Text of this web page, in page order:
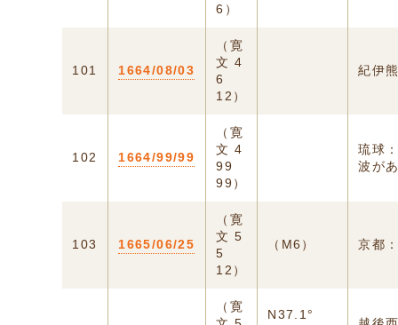
6）
101 1664/08/03
（寛
文 4
6
12）
紀伊
102 1664/99/99
（寛
文 4
99
99）
琉球
波が
103 1665/06/25
（寛
文 5
5
12）
（M6） 京都
（寛
N37.1°